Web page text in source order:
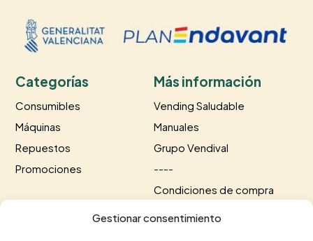
Gestionar consentimiento
Categorías
Consumibles
Máquinas
Repuestos
Promociones
Más información
Vending Saludable
Manuales
Grupo Vendival
----
Condiciones de compra